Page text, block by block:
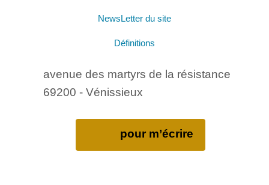
NewsLetter du site
Définitions
avenue des martyrs de la résistance
69200 - Vénissieux
pour m’écrire